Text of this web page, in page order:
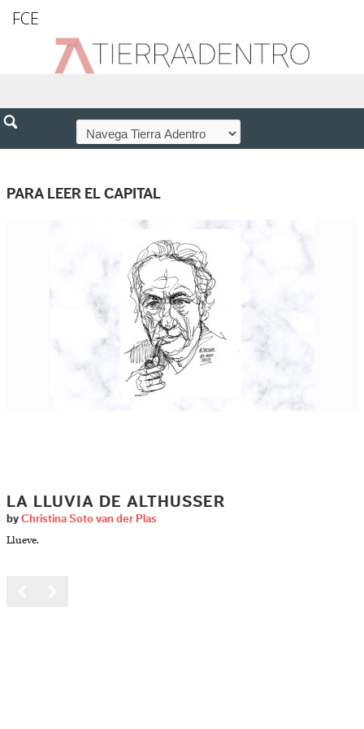
FCE
PARA LEER EL CAPITAL
LA LLUVIA DE ALTHUSSER
by Christina Soto van der Plas
Llueve.